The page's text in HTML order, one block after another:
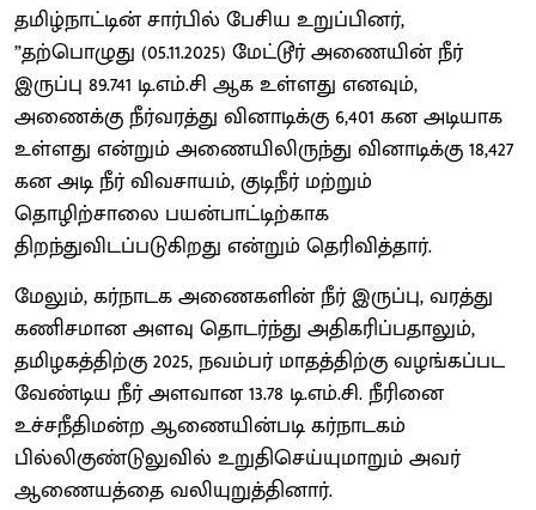
தமிழ்நாட்டின் சார்பில் பேசிய உறுப்பினர்,
”தற்பொழுது (05.11.2025) மேட்டூர் அணையின் நீர்
இருப்பு 89.741 டி.எம்.சி ஆக உள்ளது எனவும்,
அணைக்கு நீர்வரத்து வினாடிக்கு 6,401 கன அடியாக
உள்ளது என்றும் அணையிலிருந்து வினாடிக்கு 18,427
கன அடி நீர் விவசாயம், குடிநீர் மற்றும்
தொழிற்சாலை பயன்பாட்டிற்காக
திறந்துவிடப்படுகிறது என்றும் தெரிவித்தார்.
மேலும், கர்நாடக அணைகளின் நீர் இருப்பு, வரத்து
கணிசமான அளவு தொடர்ந்து அதிகரிப்பதாலும்,
தமிழகத்திற்கு 2025, நவம்பர் மாதத்திற்கு வழங்கப்பட
வேண்டிய நீர் அளவான 13.78 டி.எம்.சி. நீரினை
உச்சநீதிமன்ற ஆணையின்படி கர்நாடகம்
பில்லிகுண்டுலுவில் உறுதிசெய்யுமாறும் அவர்
ஆணையத்தை வலியுறுத்தினார்.